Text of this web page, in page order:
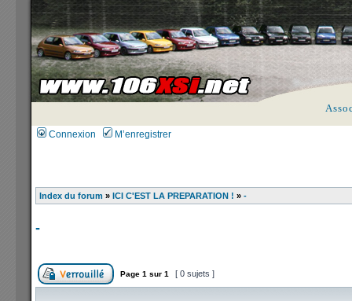
Connexion M’enregistrer
Index du forum » ICI C'EST LA PREPARATION ! » -
-
Page 1 sur 1 [ 0 sujets ]